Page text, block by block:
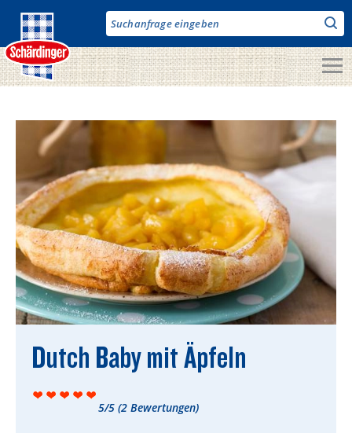
zum
Inhalt
Milch & Co.
Käse
Butter
Fruchtjoghurt & Drinks
Desserts
Bergbauern Produkte
Vegane Produkte
Rezepte
Dutch Baby mit Äpfeln
5/5 (2 Bewertungen)